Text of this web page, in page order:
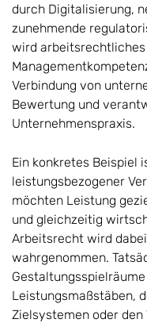
durch Digitalisierung,
zunehmende
wird arbeitsrechtliches
Verbindung von
Bewertung und
Unternehmenspraxis.
Ein konkretes Beispiel
leistungsbezogener
möchten Leistung
und gleichzeitig
Arbeitsrecht wird
wahrgenommen.
Leistungsmaßstäben,
Zielsystemen oder